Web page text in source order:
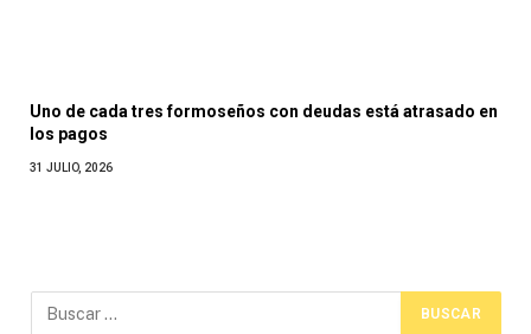
Uno de cada tres formoseños con deudas está atrasado en
los pagos
31 JULIO, 2026